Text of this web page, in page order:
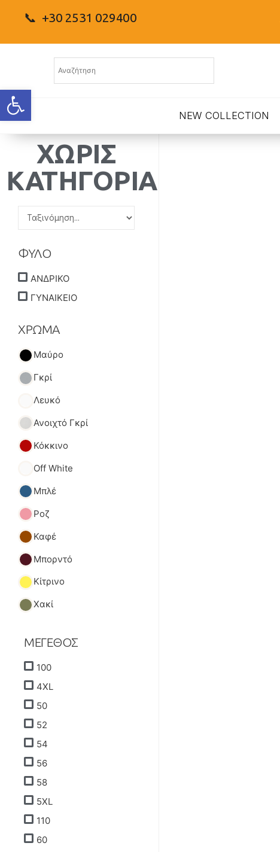
Ανοίξτε τη γραμμή εργαλείων
📞 +30 2531 029400
NEW COLLECTION
ΧΩΡΙΣ
ΚΑΤΗΓΟΡΙΑ
ΦΥΛΟ
ΑΝΔΡΙΚΟ
ΓΥΝΑΙΚΕΙΟ
ΧΡΩΜΑ
Μαύρο
Γκρί
Λευκό
Ανοιχτό Γκρί
Κόκκινο
Off White
Μπλέ
Ροζ
Καφέ
Μπορντό
Κίτρινο
Χακί
ΜΕΓΕΘΟΣ
100
4XL
50
52
54
56
58
5XL
110
60